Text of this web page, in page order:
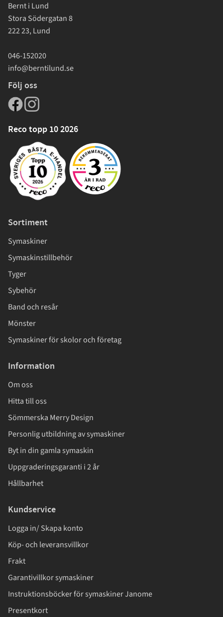
Bernt i Lund
Stora Södergatan 8
222 23, Lund
046-152020
info@berntilund.se
Följ oss
Reco topp 10 2026
Sortiment
Symaskiner
Symaskinstillbehör
Tyger
Sybehör
Band och resår
Mönster
Symaskiner för skolor och företag
Information
Om oss
Hitta till oss
Sömmerska Merry Design
Personlig utbildning av symaskiner
Byt in din gamla symaskin
Uppgraderingsgaranti i 2 år
Hållbarhet
Kundservice
Logga in/ Skapa konto
Köp- och leveransvillkor
Frakt
Garantivillkor symaskiner
Instruktionsböcker för symaskiner Janome
Presentkort